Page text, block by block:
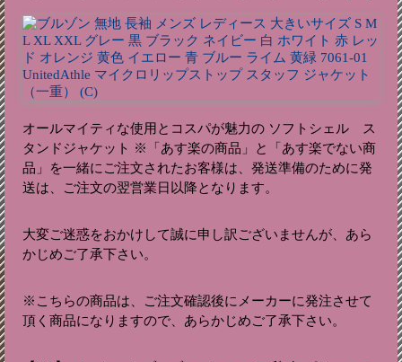
オールマイティな使用とコスパが魅力の ソフトシェル ス
タンドジャケット ※「あす楽の商品」と「あす楽でない商
品」を一緒にご注文されたお客様は、発送準備のために発
送は、ご注文の翌営業日以降となります。
大変ご迷惑をおかけして誠に申し訳ございませんが、あら
かじめご了承下さい。
※こちらの商品は、ご注文確認後にメーカーに発注させて
頂く商品になりますので、あらかじめご了承下さい。